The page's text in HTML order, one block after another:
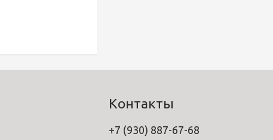
Контакты
+7 (930) 887-67-68